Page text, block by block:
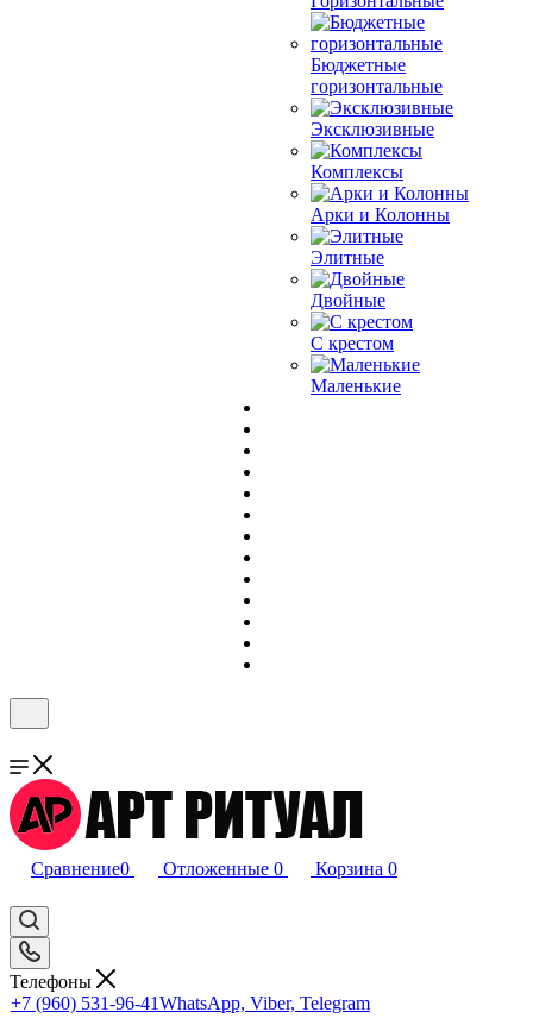
Бюджетные
горизонтальные
Эксклюзивные
Комплексы
Арки и Колонны
Элитные
Двойные
С крестом
Маленькие
Сравнение0 Отложенные 0 Корзина 0
Телефоны
+7 (960) 531-96-41WhatsApp, Viber, Telegram